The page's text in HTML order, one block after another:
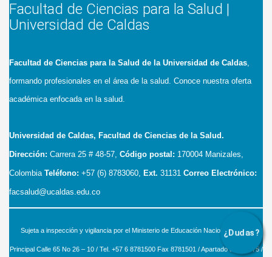
¿Dudas?
Facultad de Ciencias para la Salud |
Universidad de Caldas
Facultad de Ciencias para la Salud de la Universidad de Caldas,
formando profesionales en el área de la salud. Conoce nuestra oferta
académica enfocada en la salud.
Universidad de Caldas, Facultad de Ciencias de la Salud.
Dirección: Carrera 25 # 48-57, Código postal: 170004 Manizales,
Colombia Teléfono: +57 (6) 8783060, Ext. 31131 Correo Electrónico:
facsalud@ucaldas.edu.co
Sujeta a inspección y vigilancia por el Ministerio de Educación Nacional – Sede
Principal Calle 65 No 26 – 10 / Tel. +57 6 8781500 Fax 8781501 / Apartado aéreo 275 /